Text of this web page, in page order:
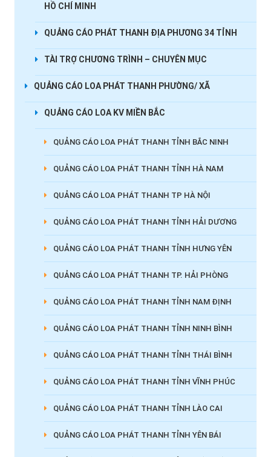
HỒ CHÍ MINH
QUẢNG CÁO PHÁT THANH ĐỊA PHƯƠNG 34 TỈNH
TÀI TRỢ CHƯƠNG TRÌNH – CHUYÊN MỤC
QUẢNG CÁO LOA PHÁT THANH PHƯỜNG/ XÃ
QUẢNG CÁO LOA KV MIỀN BẮC
QUẢNG CÁO LOA PHÁT THANH TỈNH BẮC NINH
QUẢNG CÁO LOA PHÁT THANH TỈNH HÀ NAM
QUẢNG CÁO LOA PHÁT THANH TP HÀ NỘI
QUẢNG CÁO LOA PHÁT THANH TỈNH HẢI DƯƠNG
QUẢNG CÁO LOA PHÁT THANH TỈNH HƯNG YÊN
QUẢNG CÁO LOA PHÁT THANH TP. HẢI PHÒNG
QUẢNG CÁO LOA PHÁT THANH TỈNH NAM ĐỊNH
QUẢNG CÁO LOA PHÁT THANH TỈNH NINH BÌNH
QUẢNG CÁO LOA PHÁT THANH TỈNH THÁI BÌNH
QUẢNG CÁO LOA PHÁT THANH TỈNH VĨNH PHÚC
QUẢNG CÁO LOA PHÁT THANH TỈNH LÀO CAI
QUẢNG CÁO LOA PHÁT THANH TỈNH YÊN BÁI